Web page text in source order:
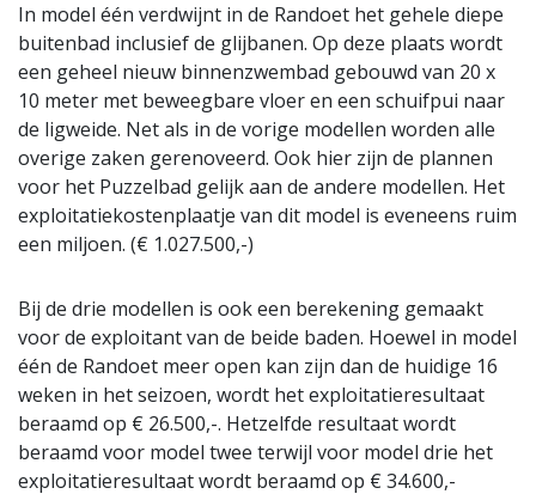
In model één verdwijnt in de Randoet het gehele diepe
buitenbad inclusief de glijbanen. Op deze plaats wordt
een geheel nieuw binnenzwembad gebouwd van 20 x
10 meter met beweegbare vloer en een schuifpui naar
de ligweide. Net als in de vorige modellen worden alle
overige zaken gerenoveerd. Ook hier zijn de plannen
voor het Puzzelbad gelijk aan de andere modellen. Het
exploitatiekostenplaatje van dit model is eveneens ruim
een miljoen. (€ 1.027.500,-)
Bij de drie modellen is ook een berekening gemaakt
voor de exploitant van de beide baden. Hoewel in model
één de Randoet meer open kan zijn dan de huidige 16
weken in het seizoen, wordt het exploitatieresultaat
beraamd op € 26.500,-. Hetzelfde resultaat wordt
beraamd voor model twee terwijl voor model drie het
exploitatieresultaat wordt beraamd op € 34.600,-